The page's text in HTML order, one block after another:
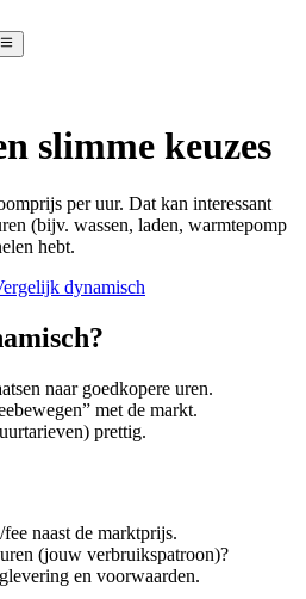
slimme keuzes
per uur. Dat kan interessant
(bijv. wassen, laden, warmtepomp
hebt.
dynamisch
naar goedkopere uren.
met de markt.
prettig.
naast de marktprijs.
(jouw verbruikspatroon)?
en voorwaarden.